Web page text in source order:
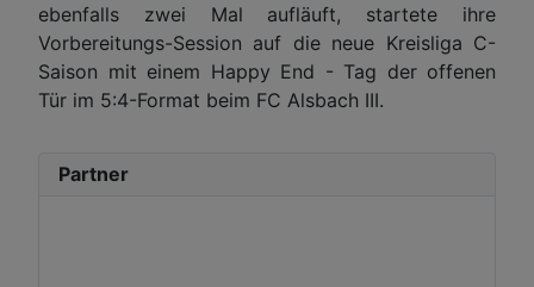
ebenfalls zwei Mal aufläuft, startete ihre
Vorbereitungs-Session auf die neue Kreisliga C-
Saison mit einem Happy End - Tag der offenen
Tür im 5:4-Format beim FC Alsbach III.
Partner